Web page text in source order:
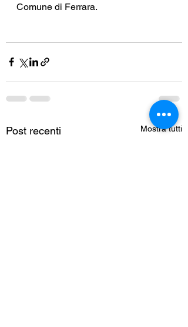
Comune di Ferrara.
Post recenti Mostra tutti